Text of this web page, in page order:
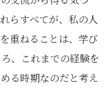
らすべてが、私の人
重ねることは、学び
、これまでの経験を
る時期なのだと考え